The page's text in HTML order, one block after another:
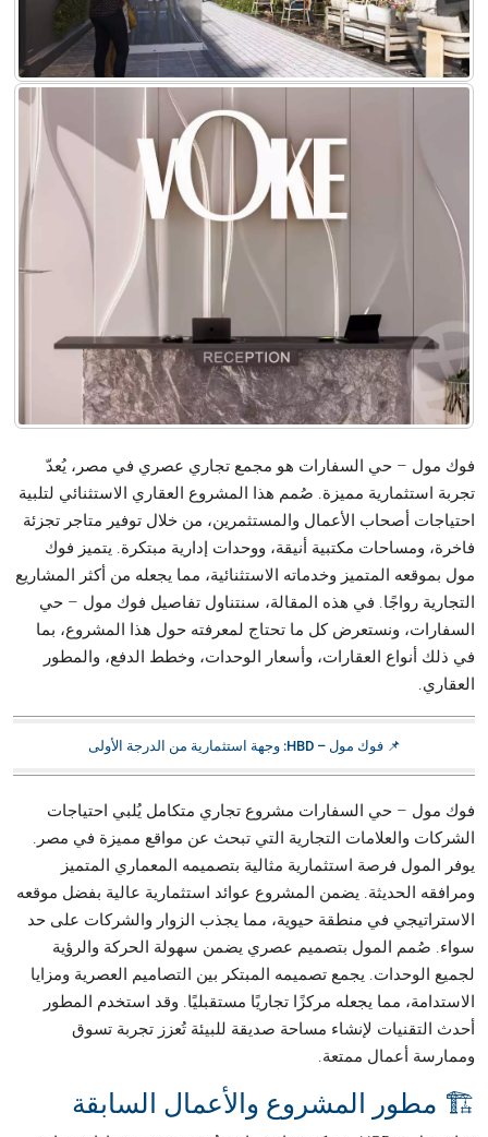
فوك مول – حي السفارات هو مجمع تجاري عصري في مصر، يُعدّ
تجربة استثمارية مميزة. صُمم هذا المشروع العقاري الاستثنائي لتلبية
احتياجات أصحاب الأعمال والمستثمرين، من خلال توفير متاجر تجزئة
فاخرة، ومساحات مكتبية أنيقة، ووحدات إدارية مبتكرة. يتميز فوك
مول بموقعه المتميز وخدماته الاستثنائية، مما يجعله من أكثر المشاريع
التجارية رواجًا. في هذه المقالة، سنتناول تفاصيل فوك مول – حي
السفارات، ونستعرض كل ما تحتاج لمعرفته حول هذا المشروع، بما
في ذلك أنواع العقارات، وأسعار الوحدات، وخطط الدفع، والمطور
العقاري.
📌 فوك مول – HBD: وجهة استثمارية من الدرجة الأولى
فوك مول – حي السفارات مشروع تجاري متكامل يُلبي احتياجات
الشركات والعلامات التجارية التي تبحث عن مواقع مميزة في مصر.
يوفر المول فرصة استثمارية مثالية بتصميمه المعماري المتميز
ومرافقه الحديثة. يضمن المشروع عوائد استثمارية عالية بفضل موقعه
الاستراتيجي في منطقة حيوية، مما يجذب الزوار والشركات على حد
سواء. صُمم المول بتصميم عصري يضمن سهولة الحركة والرؤية
لجميع الوحدات. يجمع تصميمه المبتكر بين التصاميم العصرية ومزايا
الاستدامة، مما يجعله مركزًا تجاريًا مستقبليًا. وقد استخدم المطور
أحدث التقنيات لإنشاء مساحة صديقة للبيئة تُعزز تجربة تسوق
وممارسة أعمال ممتعة.
🏗️ مطور المشروع والأعمال السابقة